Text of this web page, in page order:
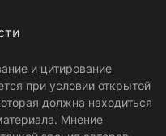
и цитирование
при условии открытой
должна находиться
Мнение